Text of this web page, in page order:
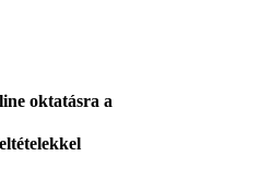
oktatásra a